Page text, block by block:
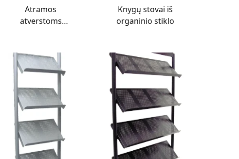
Atramos
atverstoms
Knygų stovai iš
organinio stiklo